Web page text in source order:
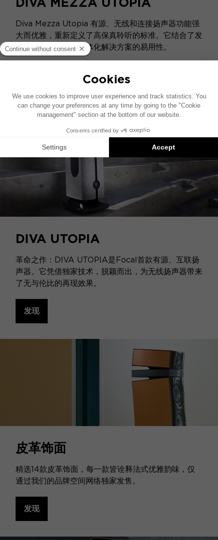
Diva Mezza Utopia 有源、无线和连接扬声器功能强
大而优雅，重新定义了高保真聆听的标准。它结合了发
烧级的卓越性能和一体化解决方案的易用性。
DIVA UTOPIA
革命之作：DIVA UTOPIA是Focal首款有源、互联扬
声器。它凭借独家技术，脱颖而出，为无线扬声器带来
了无与伦比的再现效果。
发现
皮革饰面
精选14款皮革饰面，每一款皆诠释法式优雅韵味，仅
通过我们的品牌空间网络独家发售。
发现